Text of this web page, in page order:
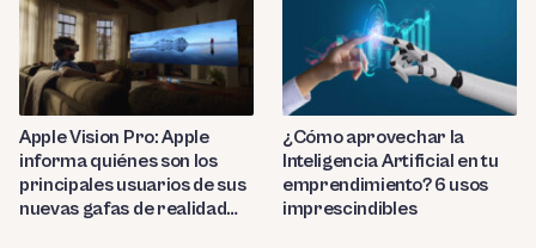
Apple Vision Pro: Apple
informa quiénes son los
principales usuarios de sus
nuevas gafas de realidad
¿Cómo aprovechar la
Inteligencia Artificial en tu
emprendimiento? 6 usos
imprescindibles